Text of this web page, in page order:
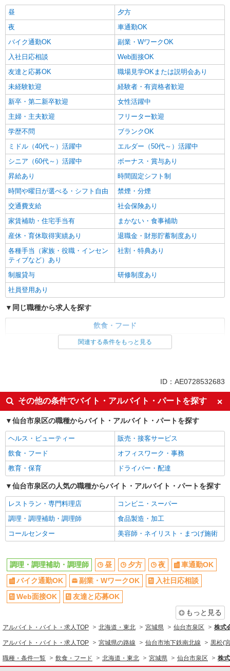
昼
夕方
夜
車通勤OK
バイク通勤OK
副業・WワークOK
入社日応相談
Web面接OK
友達と応募OK
職場見学OKまたは説明会あり
未経験歓迎
経験者・有資格者歓迎
新卒・第二新卒歓迎
女性活躍中
主婦・主夫歓迎
フリーター歓迎
学歴不問
ブランクOK
ミドル（40代～）活躍中
エルダー（50代～）活躍中
シニア（60代～）活躍中
ボーナス・賞与あり
昇給あり
時間固定シフト制
時間や曜日が選べる・シフト自由
禁煙・分煙
交通費支給
社会保険あり
家賃補助・住宅手当有
まかない・食事補助
産休・育休取得実績あり
退職金・財形貯蓄制度あり
各種手当（家族・役職・インセン
ティブなど）あり
社割・特典あり
制服貸与
研修制度あり
社員登用あり
同じ職種から求人を探す
飲食・フード
調理・調理補助・調理師
未経験歓迎
ミドル（40代～）活躍中
ボーナス・賞与あり
交通費支給
社会保険あり
まかない・食事補助
産休・育休取得実績あり
社員登用あり
関連する条件をもっと見る
ID：AE0728532683
その他の条件でバイト・アルバイト・パートを探す
仙台市泉区の職種からバイト・アルバイト・パートを探す
ヘルス・ビューティー
販売・接客サービス
飲食・フード
オフィスワーク・事務
教育・保育
ドライバー・配達
仙台市泉区の人気の職種からバイト・アルバイト・パートを探す
レストラン・専門料理店
コンビニ・スーパー
調理・調理補助・調理師
食品製造・加工
コールセンター
美容師・ネイリスト・まつげ施術
調理・調理補助・調理師 昼 夕方 夜
車通勤OK
バイク通勤OK
副業・WワークOK
入社日応相談
Web面接OK
友達と応募OK
もっと見る
アルバイト・バイト・求人TOP 北海道・東北 宮城県 仙台市泉区 株式
アルバイト・バイト・求人TOP 宮城県の路線 仙台市地下鉄南北線 黒松(
職種・条件一覧 飲食・フード 北海道・東北 宮城県 仙台市泉区 株